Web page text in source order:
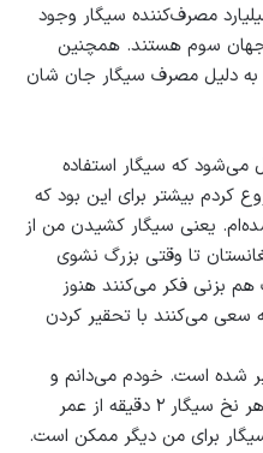
مصرف‌کننده سیگار وجود
جهان سوم هستند. همچنین
به دلیل مصرف سیگار جان شان
که بیشتر از ۷ سال می‌شود که سیگار استفاده
کردم بیشتر برای این بود که
یعنی سیگار کشیدن من از
تا وقتی بزرگ نشوی
بزنی فکر می‌کنند هنوز
می‌کنند با تحقیر کردن
شده است. خودم می‌دانم و
بارها از طریق رسانه‌ها شنیده‌ام که هر نخ سیگار ۲ دقیقه از عمر
برای من دیگر ممکن است.